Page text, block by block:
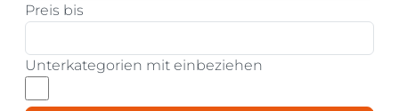
Preis bis
Unterkategorien mit einbeziehen